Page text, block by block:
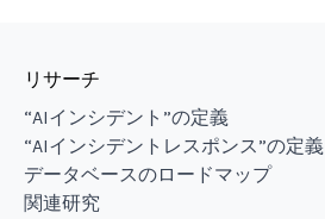
リサーチ
“AIインシデント”の定義
“AIインシデントレスポンス”の定義
データベースのロードマップ
関連研究